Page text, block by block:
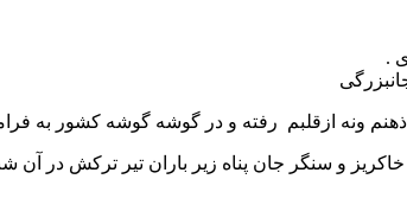
.
و‌نه ازقلبم رفته و در گوشه گوشه کشور به